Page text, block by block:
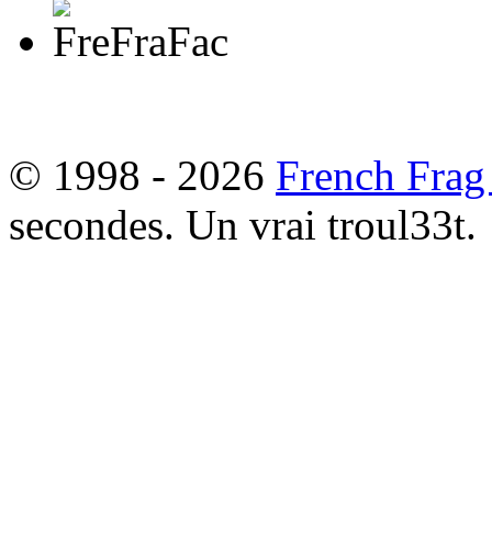
© 1998 - 2026 French
secondes. Un vrai troul33t.